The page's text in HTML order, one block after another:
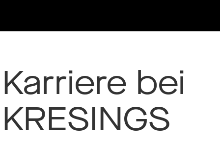
Karriere bei
KRESINGS